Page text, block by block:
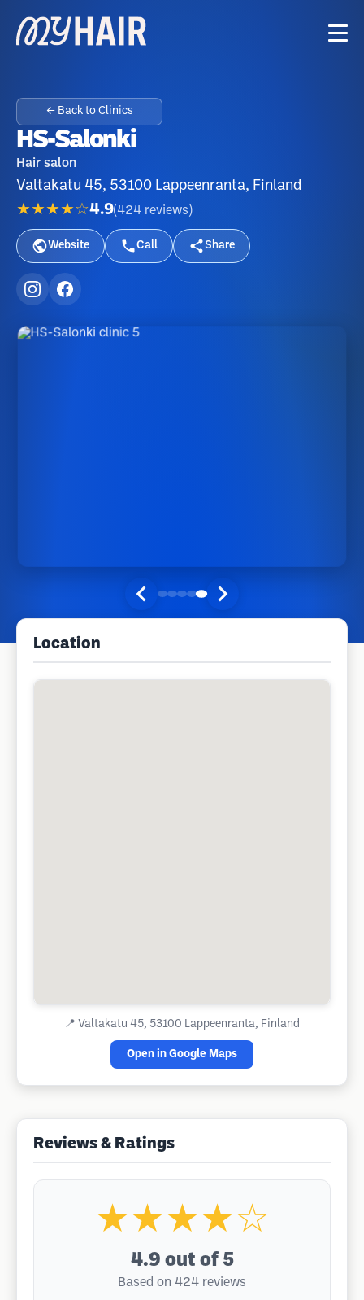
← Back to Clinics
HS-Salonki
Hair salon
Valtakatu 45, 53100 Lappeenranta, Finland
★★★★☆4.9(424 reviews )
Website Call Share
Location
📍 Valtakatu 45, 53100 Lappeenranta, Finland
Open in Google Maps
Reviews & Ratings
★★★★☆
4.9 out of 5
Based on 424 reviews